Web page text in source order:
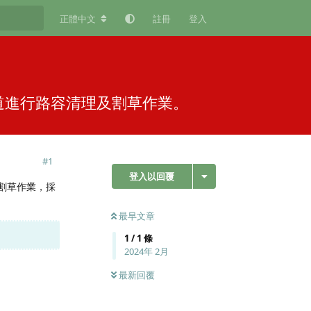
正體中文 註冊 登入
行路容清理及割草作業。
登入以回覆
最早文章
1 /1 條
2024年 2月
最新回覆
#1
草作業，採